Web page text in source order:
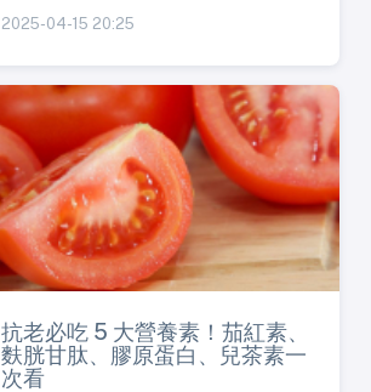
2025-04-15 20:25
抗老必吃 5 大營養素！茄紅素、
麩胱甘肽、膠原蛋白、兒茶素一
次看